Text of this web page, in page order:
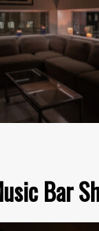
Bar